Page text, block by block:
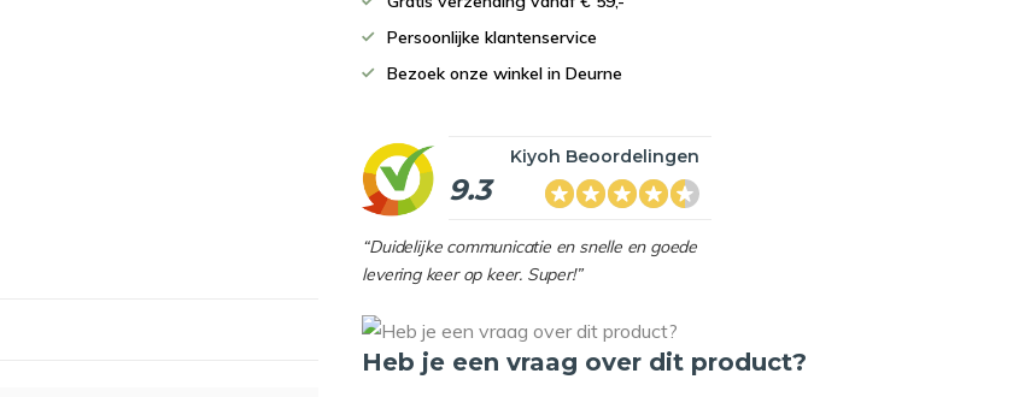
Persoonlijke klantenservice
Bezoek onze winkel in Deurne
9.3
Kiyoh Beoordelingen
“Duidelijke communicatie en snelle en goede
levering keer op keer. Super!”
Heb je een vraag over dit product?